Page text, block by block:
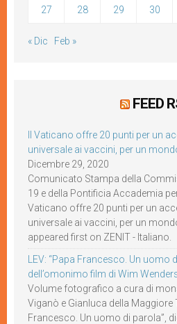
27 28 29 30
« Dic Feb »
FEED
Il Vaticano offre 20 punti per un
universale ai vaccini, per un
Dicembre 29, 2020
Comunicato Stampa della
19 e della Pontificia Accademia
Vaticano offre 20 punti per un
universale ai vaccini, per un
appeared first on ZENIT - Italiano.
LEV: “Papa Francesco. Un uomo
dell’omonimo film di Wim
Volume fotografico a cura di
Viganò e Gianluca della Maggiore
Francesco. Un uomo di parola”,